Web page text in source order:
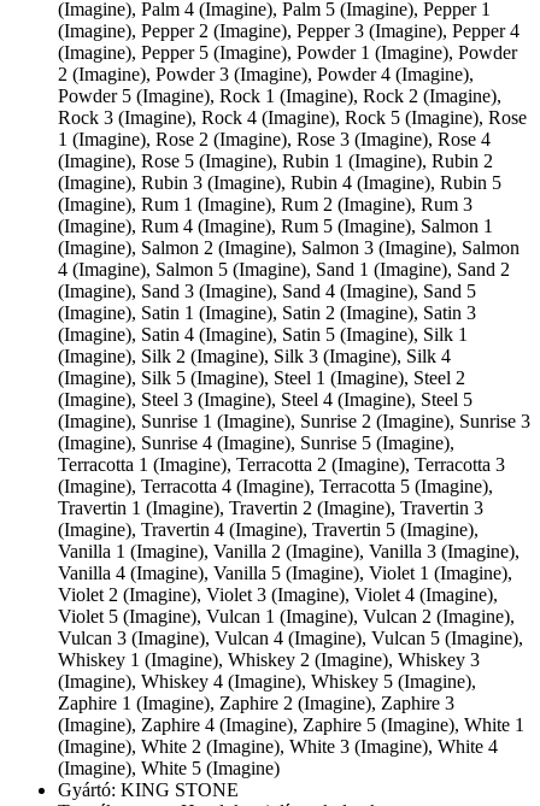
(Imagine), Palm 4 (Imagine), Palm 5 (Imagine), Pepper 1
(Imagine), Pepper 2 (Imagine), Pepper 3 (Imagine), Pepper 4
(Imagine), Pepper 5 (Imagine), Powder 1 (Imagine), Powder
2 (Imagine), Powder 3 (Imagine), Powder 4 (Imagine),
Powder 5 (Imagine), Rock 1 (Imagine), Rock 2 (Imagine),
Rock 3 (Imagine), Rock 4 (Imagine), Rock 5 (Imagine), Rose
1 (Imagine), Rose 2 (Imagine), Rose 3 (Imagine), Rose 4
(Imagine), Rose 5 (Imagine), Rubin 1 (Imagine), Rubin 2
(Imagine), Rubin 3 (Imagine), Rubin 4 (Imagine), Rubin 5
(Imagine), Rum 1 (Imagine), Rum 2 (Imagine), Rum 3
(Imagine), Rum 4 (Imagine), Rum 5 (Imagine), Salmon 1
(Imagine), Salmon 2 (Imagine), Salmon 3 (Imagine), Salmon
4 (Imagine), Salmon 5 (Imagine), Sand 1 (Imagine), Sand 2
(Imagine), Sand 3 (Imagine), Sand 4 (Imagine), Sand 5
(Imagine), Satin 1 (Imagine), Satin 2 (Imagine), Satin 3
(Imagine), Satin 4 (Imagine), Satin 5 (Imagine), Silk 1
(Imagine), Silk 2 (Imagine), Silk 3 (Imagine), Silk 4
(Imagine), Silk 5 (Imagine), Steel 1 (Imagine), Steel 2
(Imagine), Steel 3 (Imagine), Steel 4 (Imagine), Steel 5
(Imagine), Sunrise 1 (Imagine), Sunrise 2 (Imagine), Sunrise 3
(Imagine), Sunrise 4 (Imagine), Sunrise 5 (Imagine),
Terracotta 1 (Imagine), Terracotta 2 (Imagine), Terracotta 3
(Imagine), Terracotta 4 (Imagine), Terracotta 5 (Imagine),
Travertin 1 (Imagine), Travertin 2 (Imagine), Travertin 3
(Imagine), Travertin 4 (Imagine), Travertin 5 (Imagine),
Vanilla 1 (Imagine), Vanilla 2 (Imagine), Vanilla 3 (Imagine),
Vanilla 4 (Imagine), Vanilla 5 (Imagine), Violet 1 (Imagine),
Violet 2 (Imagine), Violet 3 (Imagine), Violet 4 (Imagine),
Violet 5 (Imagine), Vulcan 1 (Imagine), Vulcan 2 (Imagine),
Vulcan 3 (Imagine), Vulcan 4 (Imagine), Vulcan 5 (Imagine),
Whiskey 1 (Imagine), Whiskey 2 (Imagine), Whiskey 3
(Imagine), Whiskey 4 (Imagine), Whiskey 5 (Imagine),
Zaphire 1 (Imagine), Zaphire 2 (Imagine), Zaphire 3
(Imagine), Zaphire 4 (Imagine), Zaphire 5 (Imagine), White 1
(Imagine), White 2 (Imagine), White 3 (Imagine), White 4
(Imagine), White 5 (Imagine)
Gyártó: KING STONE